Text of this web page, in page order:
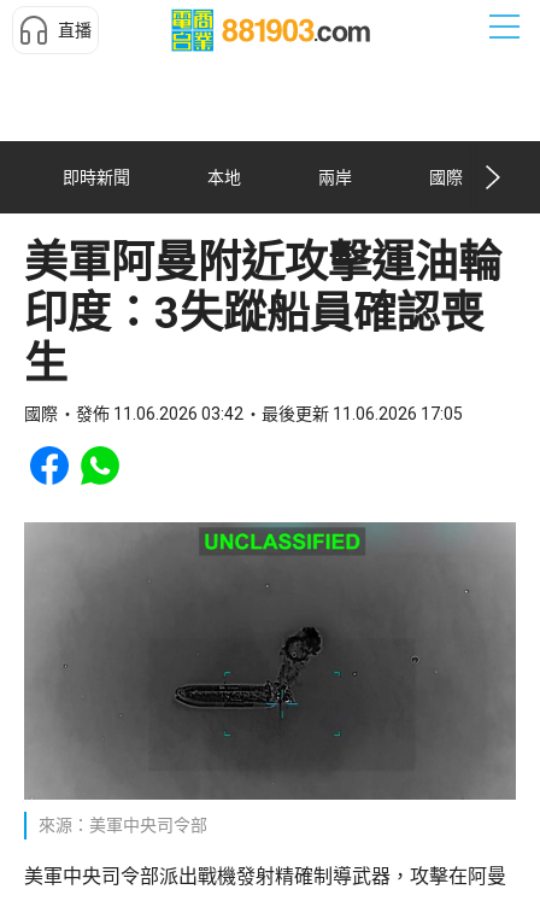
直播
即時新聞 本地 兩岸 國際
美軍阿曼附近攻擊運油輪
印度：3失蹤船員確認喪
生
國際 發佈 11.06.2026 03:42 最後更新 11.06.2026 17:05
Share to Facebook
Share to WhatsApp
來源：美軍中央司令部
美軍中央司令部派出戰機發射精確制導武器，攻擊在阿曼